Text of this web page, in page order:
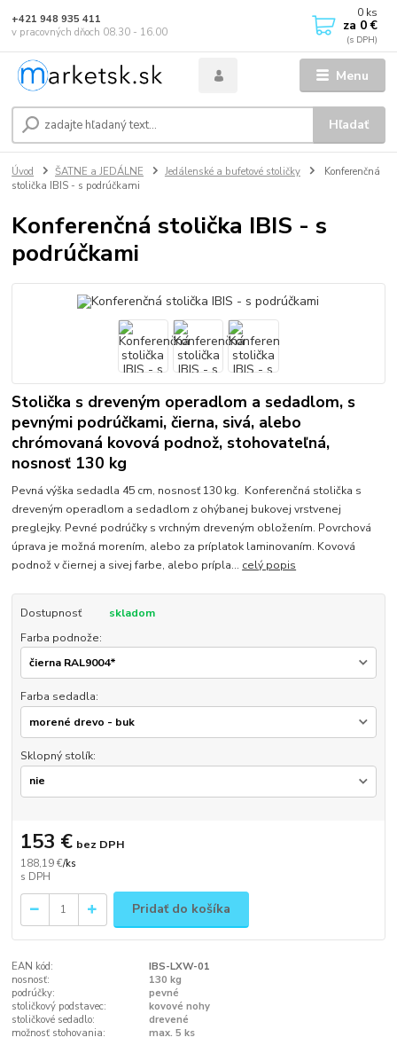
Menu
Hľadať
+421 948 935 411
v pracovných dňoch 08.30 - 16.00
0 ks
za 0 €
Úvod ŠATNE a JEDÁLNE Jedálenské a bufetové stoličky
Konferenčná
stolička IBIS - s podrúčkami
Konferenčná stolička IBIS - s
podrúčkami
Stolička s dreveným operadlom a sedadlom, s
pevnými podrúčkami, čierna, sivá, alebo
chrómovaná kovová podnož, stohovateľná,
nosnosť 130 kg
Pevná výška sedadla 45 cm, nosnosť 130 kg. Konferenčná stolička s
dreveným operadlom a sedadlom z ohýbanej bukovej vrstvenej
preglejky. Pevné podrúčky s vrchným dreveným obložením. Povrchová
úprava je možná morením, alebo za príplatok laminovaním. Kovová
podnož v čiernej a sivej farbe, alebo prípla... celý popis
Dostupnosť
skladom
Farba podnože:
Farba sedadla:
Sklopný stolík:
188,19 €/ks
153 € bez DPH
Pridať do košíka
EAN kód:
IBS-LXW-01
nosnosť:
130 kg
podrúčky:
pevné
stoličkový podstavec:
kovové nohy
stoličkové sedadlo:
drevené
možnosť stohovania:
max. 5 ks